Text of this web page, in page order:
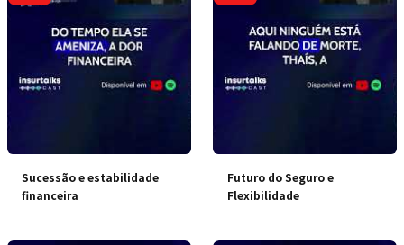
Sucessão e estabilidade
financeira
Futuro do Seguro e
Flexibilidade